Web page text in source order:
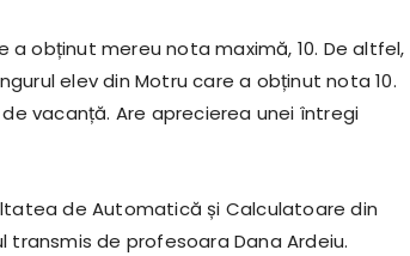
obținut mereu nota maximă, 10. De altfel,
elev din Motru care a obținut nota 10.
vacanță. Are aprecierea unei întregi
de Automatică și Calculatoare din
transmis de profesoara Dana Ardeiu.